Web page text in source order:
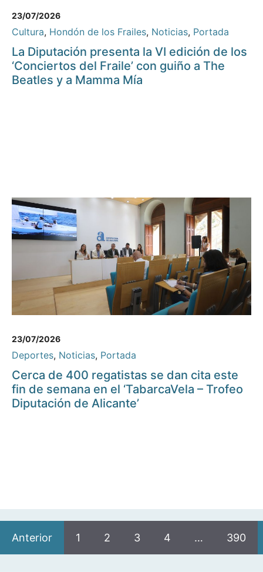
23/07/2026
Cultura, Hondón de los Frailes, Noticias, Portada
La Diputación presenta la VI edición de los
‘Conciertos del Fraile’ con guiño a The
Beatles y a Mamma Mía
23/07/2026
Deportes, Noticias, Portada
Cerca de 400 regatistas se dan cita este
fin de semana en el ‘TabarcaVela – Trofeo
Diputación de Alicante’
Anterior 1 2 3 4 … 390